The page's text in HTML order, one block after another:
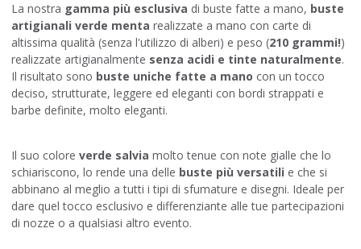
La nostra gamma più esclusiva di buste fatte a mano, buste
artigianali verde menta realizzate a mano con carte di
altissima qualità (senza l'utilizzo di alberi) e peso (210 grammi!)
realizzate artigianalmente senza acidi e tinte naturalmente.
Il risultato sono buste uniche fatte a mano con un tocco
deciso, strutturate, leggere ed eleganti con bordi strappati e
barbe definite, molto eleganti.
Il suo colore verde salvia molto tenue con note gialle che lo
schiariscono, lo rende una delle buste più versatili e che si
abbinano al meglio a tutti i tipi di sfumature e disegni. Ideale per
dare quel tocco esclusivo e differenziante alle tue partecipazioni
di nozze o a qualsiasi altro evento.